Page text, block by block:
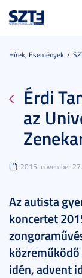
Hírek, Események
Érdi
az
2015. november 27.
Az autista
koncertet
idén, advent